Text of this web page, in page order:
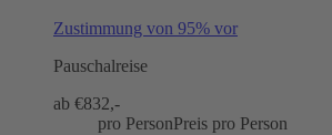
Zustimmung von 95% vor
Pauschalreise
ab €832,-
pro PersonPreis pro Person